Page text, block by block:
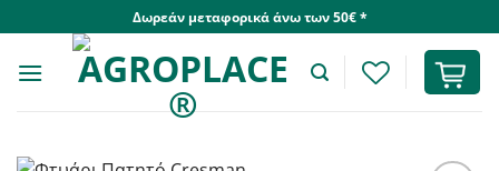
to
content
Δωρεάν μεταφορικά άνω των 50€ *